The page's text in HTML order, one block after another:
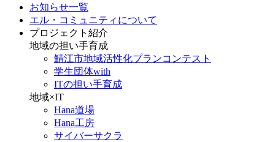
お知らせ一覧
エル・コミュニティについて
プロジェクト紹介
地域の担い手育成
鯖江市地域活性化プランコンテスト
学生団体with
ITの担い手育成
地域×IT
Hana道場
Hana工房
サイバーサクラ